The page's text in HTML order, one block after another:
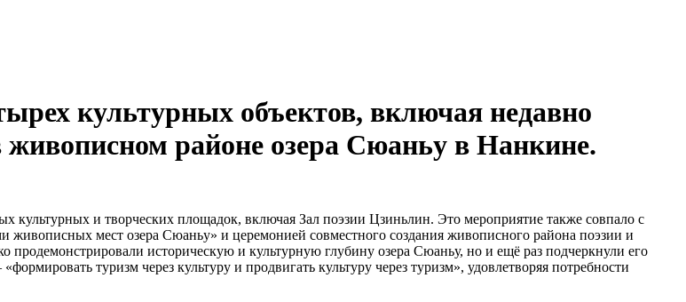
культурных объектов, включая недавно
районе озера Сюаньу в Нанкине.
культурных и творческих площадок, включая Зал поэзии Цзиньлин. Это мероприятие также совпало с
живописных мест озера Сюаньу» и церемонией совместного создания живописного района поэзии и
историческую и культурную глубину озера Сюаньу, но и ещё раз подчеркнули его
туризм через культуру и продвигать культуру через туризм», удовлетворяя потребности